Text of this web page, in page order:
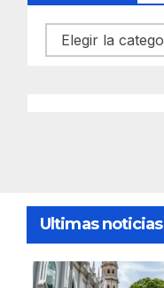
Categorías
Ultimas noticias